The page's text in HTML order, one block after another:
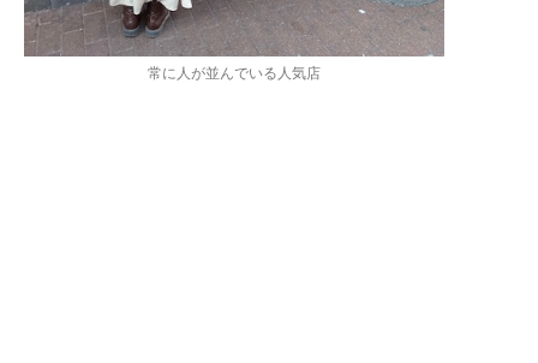
常に人が並んでいる人気店